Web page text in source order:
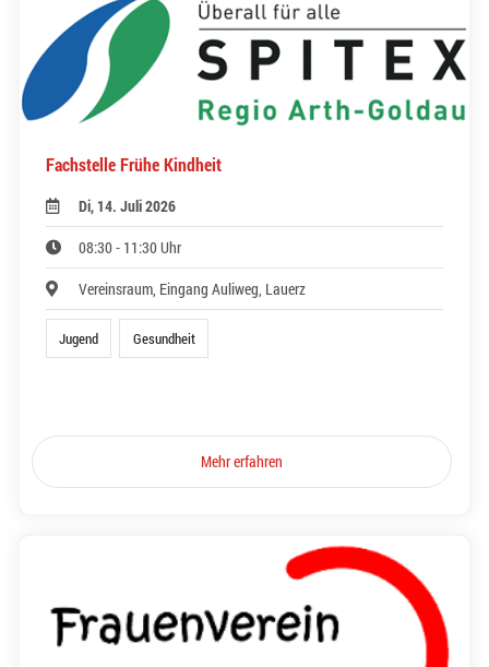
Fachstelle Frühe Kindheit
Di, 14. Juli 2026
08:30 - 11:30 Uhr
Vereinsraum, Eingang Auliweg, Lauerz
Jugend Gesundheit
Mehr erfahren